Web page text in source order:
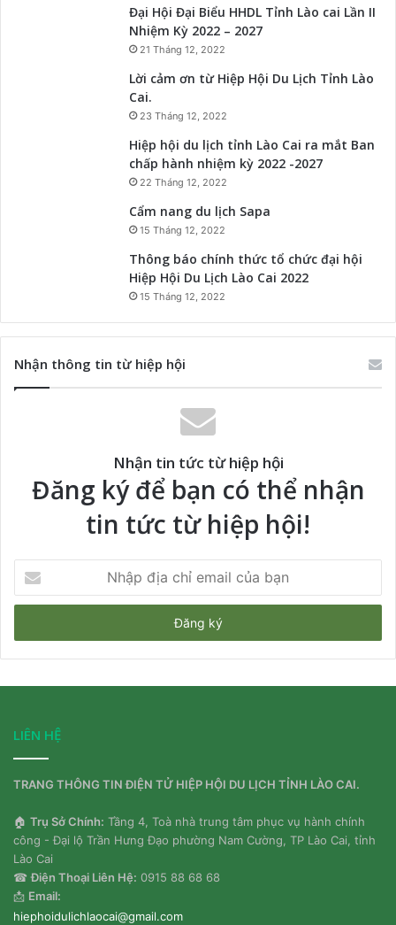
Đại Hội Đại Biểu HHDL Tỉnh Lào cai Lần II
Nhiệm Kỳ 2022 – 2027
21 Tháng 12, 2022
Lời cảm ơn từ Hiệp Hội Du Lịch Tỉnh Lào
Cai.
23 Tháng 12, 2022
Hiệp hội du lịch tỉnh Lào Cai ra mắt Ban
chấp hành nhiệm kỳ 2022 -2027
22 Tháng 12, 2022
Cẩm nang du lịch Sapa
15 Tháng 12, 2022
Thông báo chính thức tổ chức đại hội
Hiệp Hội Du Lịch Lào Cai 2022
15 Tháng 12, 2022
Nhận thông tin từ hiệp hội
Nhận tin tức từ hiệp hội
Đăng ký để bạn có thể nhận
tin tức từ hiệp hội!
địa
chỉ
của
bạn
LIÊN HỆ
TRANG THÔNG TIN ĐIỆN TỬ HIỆP HỘI DU LỊCH TỈNH LÀO CAI.
🏠 Trụ Sở Chính: Tầng 4, Toà nhà trung tâm phục vụ hành chính
công - Đại lộ Trần Hưng Đạo phường Nam Cường, TP Lào Cai, tỉnh
Lào Cai
☎Điện Thoại Liên Hệ: 0915 88 68 68
📩 Email:
hiephoidulichlaocai@gmail.com